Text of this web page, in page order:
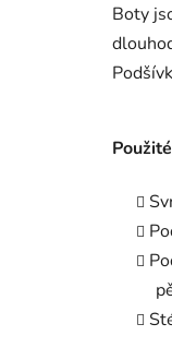
Boty